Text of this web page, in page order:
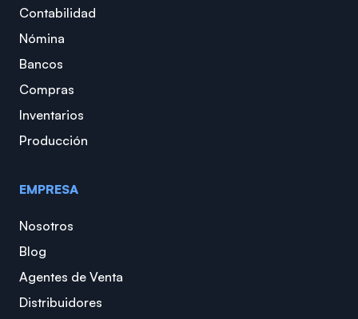
Contabilidad
Nómina
Bancos
Compras
Inventarios
Producción
EMPRESA
Nosotros
Blog
Agentes de Venta
Distribuidores